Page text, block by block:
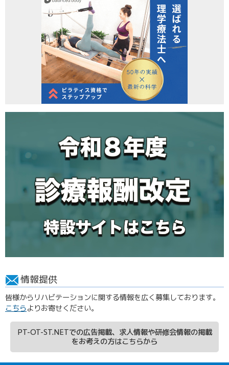
情報提供
皆様からリハビテーションに関する情報を広く募集しております。
こちらよりお寄せください。
PT-OT-ST.NETでの広告掲載、求人情報や研修会情報の掲載
をお考えの方はこちらから